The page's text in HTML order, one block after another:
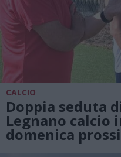
CALCIO
Doppia seduta
Legnano calcio
domenica